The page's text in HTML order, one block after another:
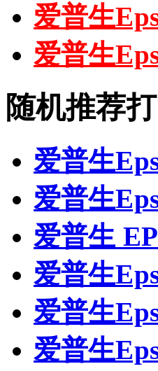
爱普生
爱普生
随机推荐
爱普生
爱普生
爱普生
爱普生
爱普生
爱普生